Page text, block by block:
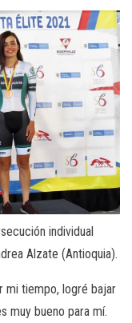
individual
Alzate (Antioquia).
mi tiempo, logré bajar
muy bueno para mí.